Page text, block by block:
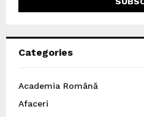
Categories
Academia Română
Afaceri